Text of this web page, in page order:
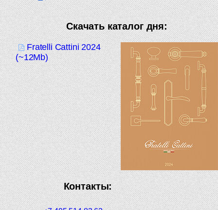
Скачать каталог дня:
Fratelli Cattini 2024
(~12Mb)
Контакты: